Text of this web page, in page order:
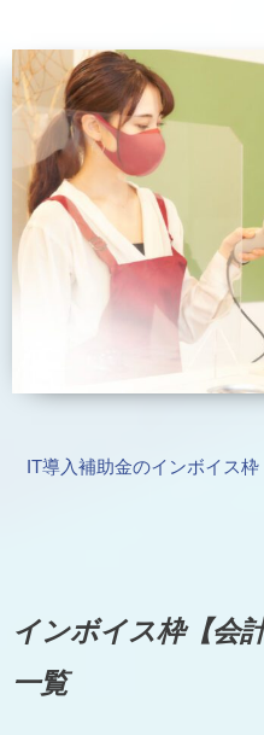
IT導入補助金のインボイス
インボイス枠【会
一覧